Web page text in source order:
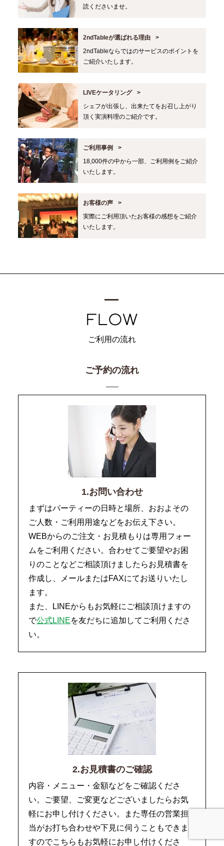
読くださいませ。
2ndTableが選ばれる理由
2ndTableならではのサービスのポイントを
ご紹介いたします。
LIVEケータリング
シェフが出張し、出来たてをお召し上がり
頂く実演料理のご紹介です。
ご利用事例
18,000件の中から一部、ご利用例をご紹介
いたします。
お客様の声
実際にご利用頂いたお客様の感想をご紹介
いたします。
ご利用の流れ
ご予約の流れ
1.お問い合わせ
まずはパーティーの日時と場所、おおよその
ご人数・ご利用用途などをお伝え下さい。
WEBからのご注文・お見積もりは専用フォー
ムをご利用ください。合わせてご要望やお困
りのことなどご相談頂けましたらお見積書を
作成し、メールまたはFAXにてお送りいたし
ます。
また、LINEからもお気軽にご相談頂けますの
で公式LINEを友だちに追加してご利用くださ
い。
2.お見積書のご確認
内容・メニュー・金額などをご確認くださ
い。ご要望、ご変更などございましたらお気
軽にお申し付けください。また専任の営業担
当がお打ち合わせや下見に伺うこともできま
すのでこちらもお気軽にお申し付けくださ